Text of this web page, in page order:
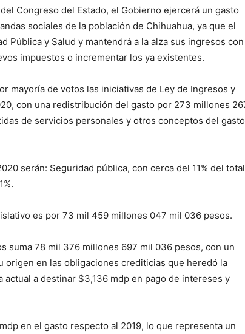
Congreso del Estado, el Gobierno ejercerá un gasto
sociales de la población de Chihuahua, ya que el
Pública y Salud y mantendrá a la alza sus ingresos con
impuestos o incrementar los ya existentes.
mayoría de votos las iniciativas de Ley de Ingresos y
con una redistribución del gasto por 273 millones
de servicios personales y otros conceptos del gasto
serán: Seguridad pública, con cerca del 11% del
es por 73 mil 459 millones 047 mil 036 pesos.
suma 78 mil 376 millones 697 mil 036 pesos, con un
origen en las obligaciones crediticias que heredó la
a destinar $3,136 mdp en pago de intereses y
en el gasto respecto al 2019, lo que representa un